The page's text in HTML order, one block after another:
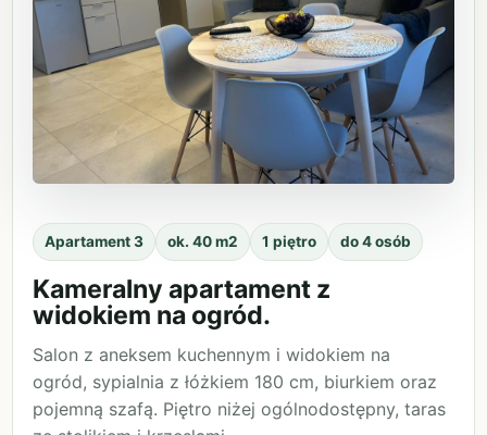
Apartament 3 ok. 40 m2 1 piętro do 4 osób
Kameralny apartament z
widokiem na ogród.
Salon z aneksem kuchennym i widokiem na
ogród, sypialnia z łóżkiem 180 cm, biurkiem oraz
pojemną szafą. Piętro niżej ogólnodostępny, taras